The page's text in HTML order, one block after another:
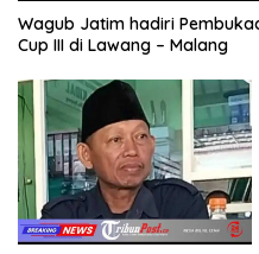
Wagub Jatim hadiri
Cup III di Lawang – Malang